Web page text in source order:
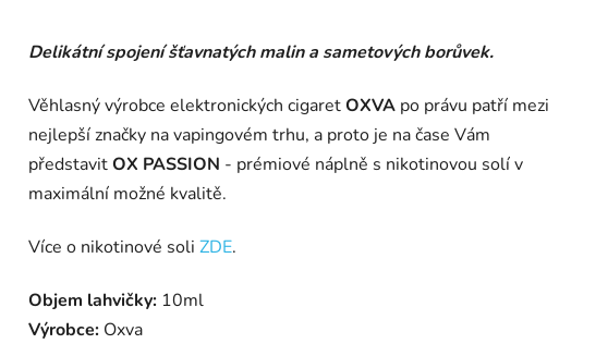
Delikátní spojení šťavnatých malin a sametových borůvek.
Věhlasný výrobce elektronických cigaretOXVA po právu patří mezi
nejlepší značky na vapingovém trhu, a proto je na čase Vám
představitOX PASSION - prémiové náplně s nikotinovou solí v
maximální možné kvalitě.
Více o nikotinové soli ZDE.
Objem lahvičky: 10ml
Výrobce: Oxva